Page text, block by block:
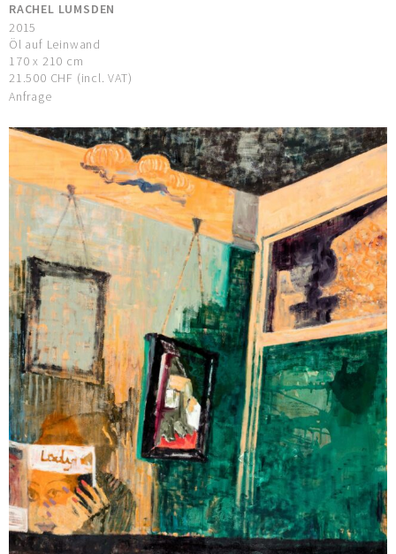
RACHEL LUMSDEN
2015
Öl auf Leinwand
170 x 210 cm
21.500 CHF (incl. VAT)
Anfrage